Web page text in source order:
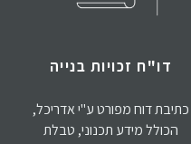
דו"ח זכויות בנייה
כתיבת דוח מפורט ע"י אדריכל,
הכולל מידע תכנוני, טבלת